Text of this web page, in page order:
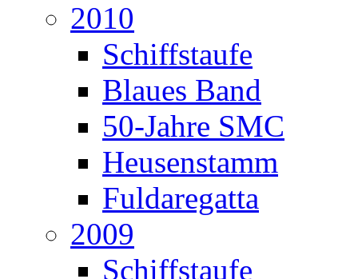
2010
Schiffstaufe
Blaues Band
50-Jahre SMC
Heusenstamm
Fuldaregatta
2009
Schiffstaufe